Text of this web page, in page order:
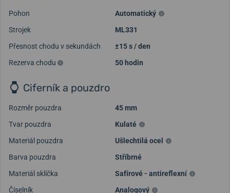
Pohon
Automatický
Strojek
ML331
Přesnost chodu v sekundách
±15 s / den
Rezerva chodu
50 hodin
Ciferník a pouzdro
Rozměr pouzdra
45 mm
Tvar pouzdra
Kulaté
Materiál pouzdra
Ušlechtilá ocel
Barva pouzdra
Stříbrné
Materiál sklíčka
Safírové - antireflexní
Číselník
Analogový